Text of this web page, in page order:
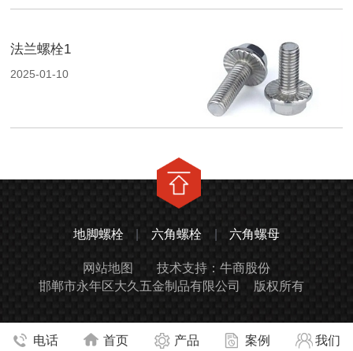
法兰螺栓1
2025-01-10
地脚螺栓 六角螺栓 六角螺母
网站地图
技术支持：牛商股份
邯郸市永年区大久五金制品有限公司
版权所有
电话 首页 产品 案例 我们